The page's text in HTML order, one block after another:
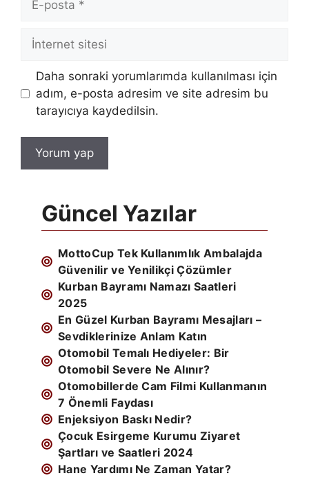
posta
İnternet
sitesi
Daha sonraki yorumlarımda kullanılması için
adım, e-posta adresim ve site adresim bu
tarayıcıya kaydedilsin.
Güncel Yazılar
MottoCup Tek Kullanımlık Ambalajda
Güvenilir ve Yenilikçi Çözümler
Kurban Bayramı Namazı Saatleri
2025
En Güzel Kurban Bayramı Mesajları –
Sevdiklerinize Anlam Katın
Otomobil Temalı Hediyeler: Bir
Otomobil Severe Ne Alınır?
Otomobillerde Cam Filmi Kullanmanın
7 Önemli Faydası
Enjeksiyon Baskı Nedir?
Çocuk Esirgeme Kurumu Ziyaret
Şartları ve Saatleri 2024
Hane Yardımı Ne Zaman Yatar?